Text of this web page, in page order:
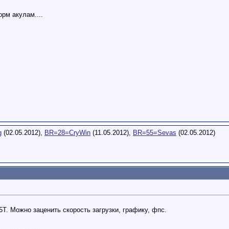
акулам....
(02.05.2012), BR=28=CryWin (11.05.2012), BR=55=Sevas (02.05.2012)
Можно заценить скорость загрузки, графику, фпс.